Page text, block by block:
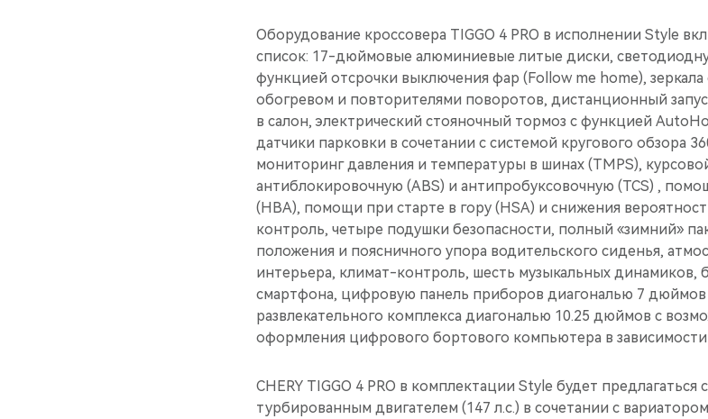
Оборудование кроссовера TIGGO 4 PRO в исполнении Style
список: 17-дюймовые алюминиевые литые диски,
функцией отсрочки выключения фар (Follow me home),
обогревом и повторителями поворотов, дистанционный
в салон, электрический стояночный тормоз с функцией
датчики парковки в сочетании с системой кругового обзора
мониторинг давления и температуры в шинах (TMPS),
антиблокировочную (ABS) и антипробуксовочную (TCS) ,
(HBA), помощи при старте в гору (HSA) и снижения
контроль, четыре подушки безопасности, полный «зимний»
положения и поясничного упора водительского сиденья,
интерьера, климат-контроль, шесть музыкальных динамиков,
смартфона, цифровую панель приборов диагональю 7
развлекательного комплекса диагональю 10.25 дюймов с
оформления цифрового бортового компьютера в
CHERY TIGGO 4 PRO в комплектации Style будет
турбированным двигателем (147 л.с.) в сочетании с